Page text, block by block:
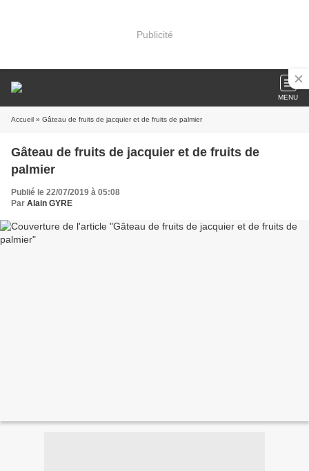
Publicité
MENU
Accueil » Gâteau de fruits de jacquier et de fruits de palmier
Gâteau de fruits de jacquier et de fruits de
palmier
Publié le 22/07/2019 à 05:08
Par Alain GYRE